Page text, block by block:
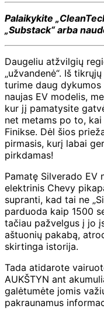
Palaikykite
„Substack“ arba
Daugeliu atžvilgių
„užvandenė“. Iš
turime daug
naujas EV modelis,
kur jį pamatysite
net metams po to,
Finikse. Dėl šios
pirmasis, kurį labai
pirkdamas!
Pamatę Silverado
elektrinis Chevy
supranti, kad tai ne
parduoda kaip 1500
tačiau pažvelgus į jo
aštuonių pakabą,
skirtinga istorija.
Tada atidarote
AUKŠTYN ant
galėtumėte jomis
pakraunamus